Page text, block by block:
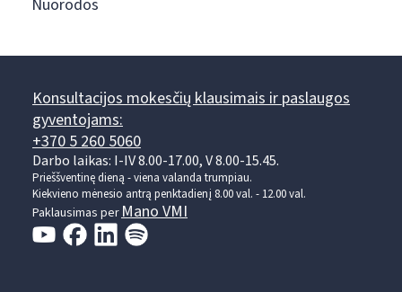
Nuorodos
Konsultacijos mokesčių klausimais ir paslaugos
gyventojams:
+370 5 260 5060
Darbo laikas: I-IV 8.00-17.00, V 8.00-15.45.
Prieššventinę dieną - viena valanda trumpiau.
Kiekvieno mėnesio antrą penktadienį 8.00 val. - 12.00 val.
Paklausimas perMano VMI